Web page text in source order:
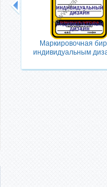
Маркировочная
индивидуальным